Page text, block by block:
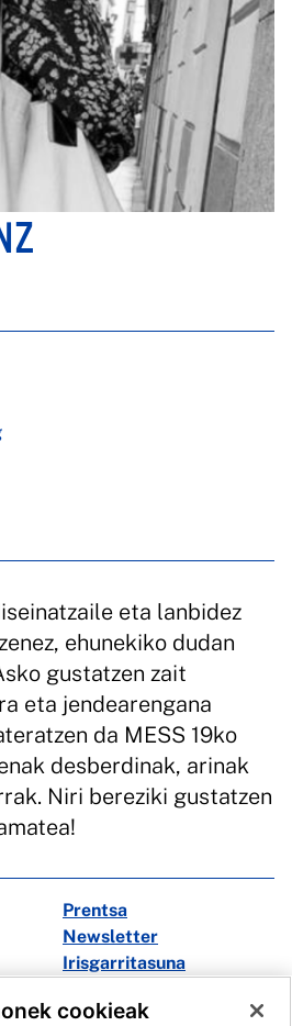
eta lanbidez
ehunekiko dudan
gustatzen zait
eta jendearengana
da MESS 19ko
desberdinak, arinak
Niri bereziki gustatzen
Prentsa
Newsletter
Irisgarritasuna
cookieak